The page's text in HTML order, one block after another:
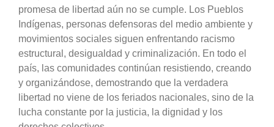
promesa de libertad aún no se cumple. Los Pueblos
Indígenas, personas defensoras del medio ambiente y
movimientos sociales siguen enfrentando racismo
estructural, desigualdad y criminalización. En todo el
país, las comunidades continúan resistiendo, creando
y organizándose, demostrando que la verdadera
libertad no viene de los feriados nacionales, sino de la
lucha constante por la justicia, la dignidad y los